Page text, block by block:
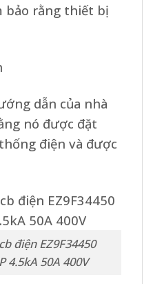
bảo rằng thiết bị
dẫn của nhà
nó được đặt
điện và được
điện EZ9F34450
4.5kA 50A 400V